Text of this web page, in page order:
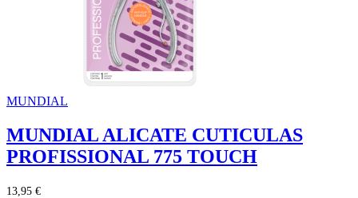
MUNDIAL
MUNDIAL ALICATE CUTICULAS
PROFISSIONAL 775 TOUCH
13,95 €